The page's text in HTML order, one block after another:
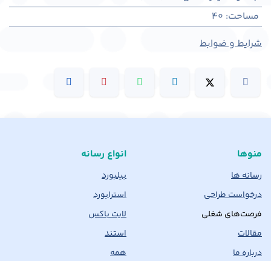
مساحت:
40
شرایط و ضوابط
منوها
رسانه ها
درخواست طراحی
فرصت‌های شغلی
مقالات
درباره ما
انواع رسانه
بیلبورد
استرابورد
لایت باکس
استند
همه